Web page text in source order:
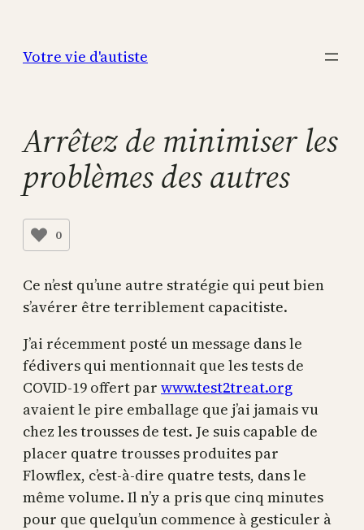
contenu
Votre vie d'autiste
Arrêtez de minimiser les
problèmes des autres
0
Ce n’est qu’une autre stratégie qui peut bien
s’avérer être terriblement capacitiste.
J’ai récemment posté un message dans le
fédivers qui mentionnait que les tests de
COVID-19 offert par www.test2treat.org
avaient le pire emballage que j’ai jamais vu
chez les trousses de test. Je suis capable de
placer quatre trousses produites par
Flowflex, c’est-à-dire quatre tests, dans le
même volume. Il n’y a pris que cinq minutes
pour que quelqu’un commence à gesticuler à